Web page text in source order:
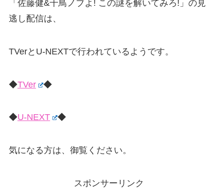
「佐藤健&千鳥ノブよ! この謎を解いてみろ!」の見
逃し配信は、
TVerとU-NEXTで行われているようです。
◆TVer ◆
◆U-NEXT ◆
気になる方は、御覧ください。
スポンサーリンク